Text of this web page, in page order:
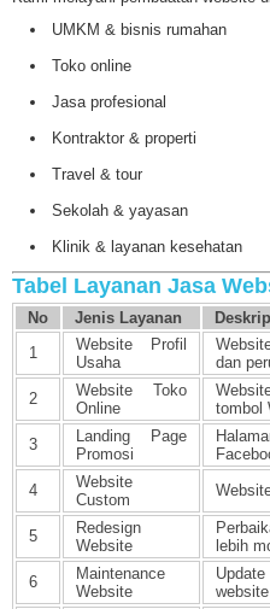
UMKM & bisnis rumahan
Toko online
Jasa profesional
Kontraktor & properti
Travel & tour
Sekolah & yayasan
Klinik & layanan kesehatan
Tabel Layanan Jasa
No Jenis Layanan
1
Website Profil
Usaha
dan
2
Website Toko
Online
tombol
3
Landing Page
Promosi
4
Website
Custom
5
Redesign
Website
lebih
6
Maintenance
Website
website